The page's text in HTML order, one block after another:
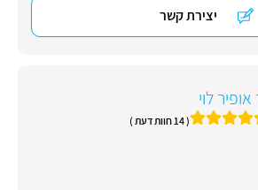
יצירת קשר
לוי
( 14 חוות דעת )